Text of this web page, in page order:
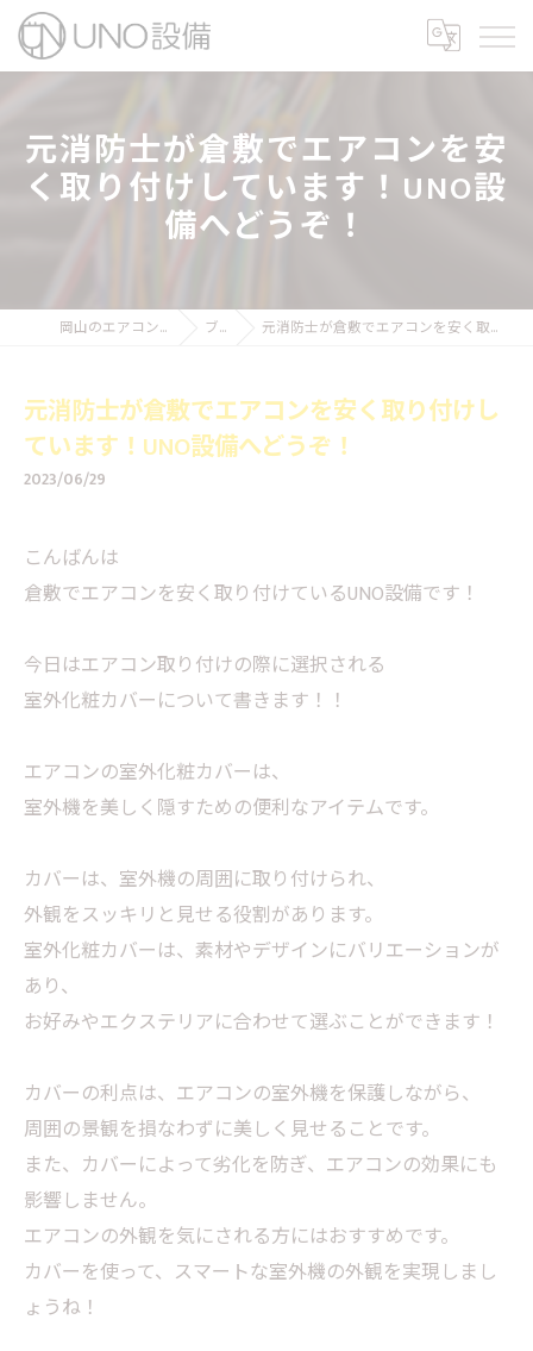
元消防士が倉敷でエアコンを安
く取り付けしています！UNO設
備へどうぞ！
岡山のエアコン工事ならUNO設備 ブログ 元消防士が倉敷でエアコンを安く取り付けしています！UNO設備へどうぞ！
元消防士が倉敷でエアコンを安く取り付けし
ています！UNO設備へどうぞ！
2023/06/29
こんばんは
倉敷でエアコンを安く取り付けているUNO設備です！
今日はエアコン取り付けの際に選択される
室外化粧カバーについて書きます！！
エアコンの室外化粧カバーは、
室外機を美しく隠すための便利なアイテムです。
カバーは、室外機の周囲に取り付けられ、
外観をスッキリと見せる役割があります。
室外化粧カバーは、素材やデザインにバリエーションが
あり、
お好みやエクステリアに合わせて選ぶことができます！
カバーの利点は、エアコンの室外機を保護しながら、
周囲の景観を損なわずに美しく見せることです。
また、カバーによって劣化を防ぎ、エアコンの効果にも
影響しません。
エアコンの外観を気にされる方にはおすすめです。
カバーを使って、スマートな室外機の外観を実現しまし
ょうね！